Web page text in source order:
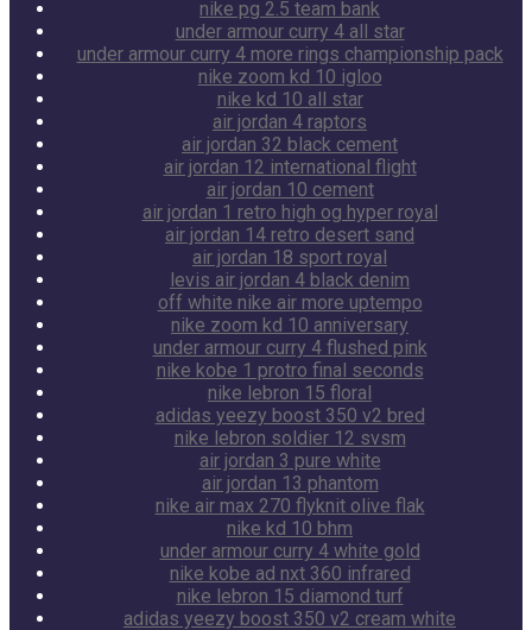
nike pg 2.5 team bank
under armour curry 4 all star
under armour curry 4 more rings championship pack
nike zoom kd 10 igloo
nike kd 10 all star
air jordan 4 raptors
air jordan 32 black cement
air jordan 12 international flight
air jordan 10 cement
air jordan 1 retro high og hyper royal
air jordan 14 retro desert sand
air jordan 18 sport royal
levis air jordan 4 black denim
off white nike air more uptempo
nike zoom kd 10 anniversary
under armour curry 4 flushed pink
nike kobe 1 protro final seconds
nike lebron 15 floral
adidas yeezy boost 350 v2 bred
nike lebron soldier 12 svsm
air jordan 3 pure white
air jordan 13 phantom
nike air max 270 flyknit olive flak
nike kd 10 bhm
under armour curry 4 white gold
nike kobe ad nxt 360 infrared
nike lebron 15 diamond turf
adidas yeezy boost 350 v2 cream white